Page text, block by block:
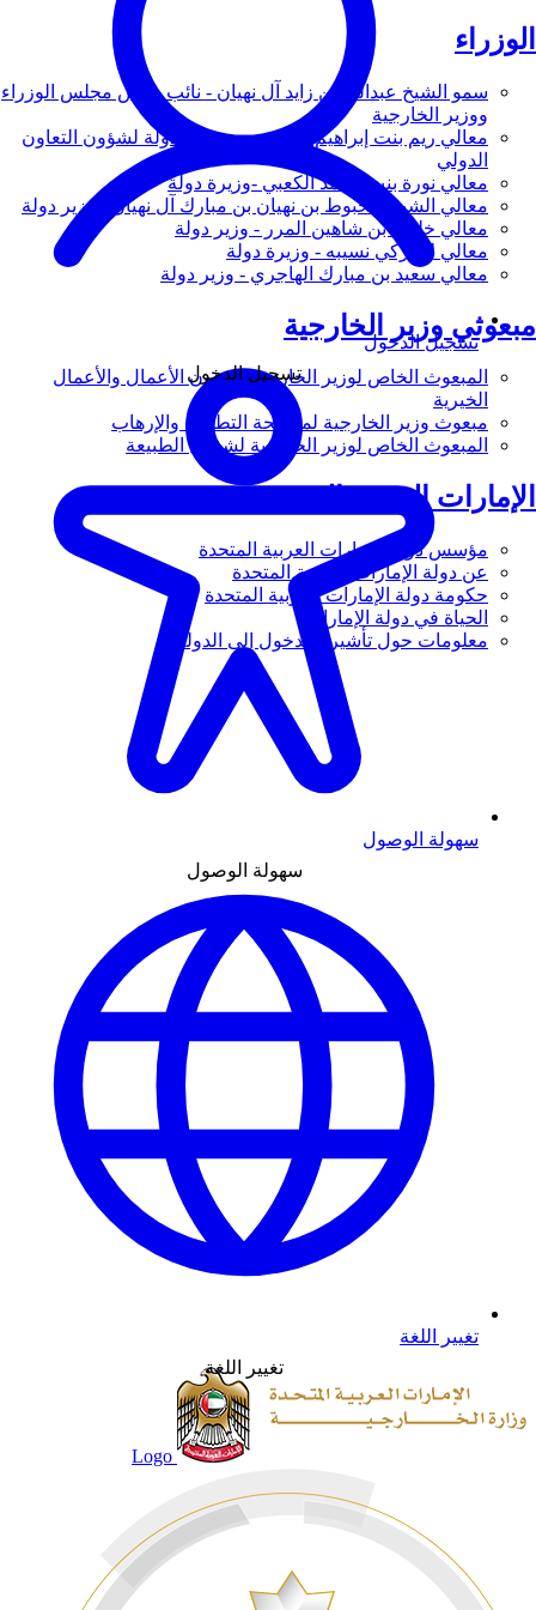
الوزراء
سمو الشيخ عبدالله بن زايد آل نهيان - نائب رئيس مجلس الوزراء
ووزير الخارجية
معالي ريم بنت إبراهيم الهاشمي - وزيرة دولة لشؤون التعاون
الدولي
معالي نورة بنت محمد الكعبي -وزيرة دولة
معالي الشيخ شخبوط بن نهيان بن مبارك آل نهيان - وزير دولة
معالي خليفة بن شاهين المرر - وزير دولة
معالي لانا زكي نسيبه - وزيرة دولة
معالي سعيد بن مبارك الهاجري - وزير دولة
مبعوثي وزير الخارجية
المبعوث الخاص لوزير الخارجية لشؤون الأعمال والأعمال
الخيرية
مبعوث وزير الخارجية لمكافحة التطرف والإرهاب
المبعوث الخاص لوزير الخارجية لشؤون الطبيعة
الإمارات العربية المتحدة
مؤسس دولة الإمارات العربية المتحدة
عن دولة الإمارات العربية المتحدة
حكومة دولة الإمارات العربية المتحدة
الحياة في دولة الإمارات
معلومات حول تأشيرة الدخول إلى الدولة
تسجيل الدخول
تسجيل الدخول
سهولة الوصول
سهولة الوصول
تغيير اللغة
تغيير اللغة
Logo